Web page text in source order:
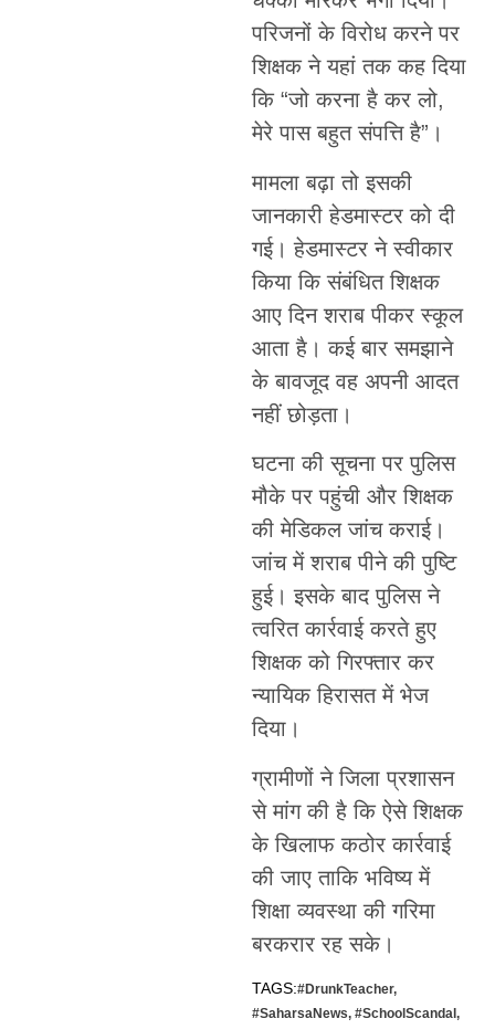
परिजनों के विरोध करने पर
शिक्षक ने यहां तक कह दिया
कि “जो करना है कर लो,
मेरे पास बहुत संपत्ति है”।
मामला बढ़ा तो इसकी
जानकारी हेडमास्टर को दी
गई। हेडमास्टर ने स्वीकार
किया कि संबंधित शिक्षक
आए दिन शराब पीकर स्कूल
आता है। कई बार समझाने
के बावजूद वह अपनी आदत
नहीं छोड़ता।
घटना की सूचना पर पुलिस
मौके पर पहुंची और शिक्षक
की मेडिकल जांच कराई।
जांच में शराब पीने की पुष्टि
हुई। इसके बाद पुलिस ने
त्वरित कार्रवाई करते हुए
शिक्षक को गिरफ्तार कर
न्यायिक हिरासत में भेज
दिया।
ग्रामीणों ने जिला प्रशासन
से मांग की है कि ऐसे शिक्षक
के खिलाफ कठोर कार्रवाई
की जाए ताकि भविष्य में
शिक्षा व्यवस्था की गरिमा
बरकरार रह सके।
TAGS:#DrunkTeacher,
#SaharsaNews, #SchoolScandal ,